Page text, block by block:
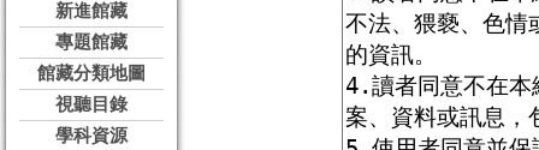
新進館藏
專題館藏
館藏分類地圖
視聽目錄
學科資源